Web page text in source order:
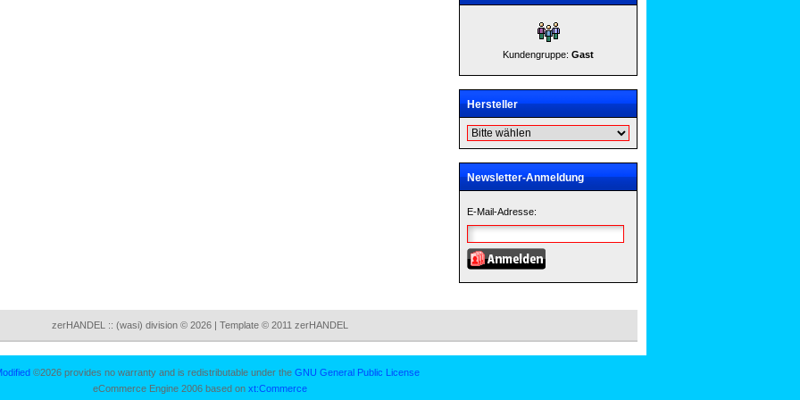
Kundengruppe: Gast
Hersteller
Newsletter-Anmeldung
E-Mail-Adresse:
zerHANDEL :: (wasi) division © 2026 | Template © 2011 zerHANDEL
©2026 provides no warranty and is redistributable under the GNU General Public License
eCommerce Engine 2006 based on xt:Commerce